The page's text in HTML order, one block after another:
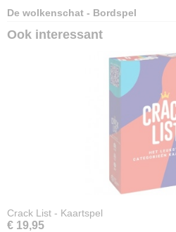
De wolkenschat - Bordspel
Ook interessant
Crack List - Kaartspel
€ 19,95